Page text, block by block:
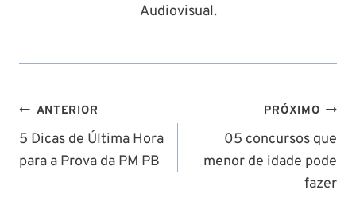
Audiovisual.
Navegação
de
Post
ANTERIOR
5 Dicas de Última Hora
para a Prova da PM PB
PRÓXIMO
05 concursos que
menor de idade pode
fazer